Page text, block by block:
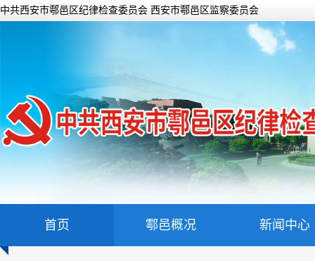
中共西安市鄠邑区纪律检查委员会 西安市鄠邑区监察委员会
首页 鄠邑概况 新闻中心